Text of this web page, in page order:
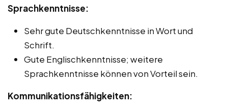
Sprachkenntnisse:
Sehr gute Deutschkenntnisse in Wort und
Schrift.
Gute Englischkenntnisse; weitere
Sprachkenntnisse können von Vorteil sein.
Kommunikationsfähigkeiten: